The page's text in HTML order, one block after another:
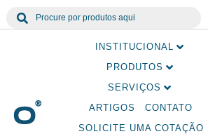
INSTITUCIONAL
PRODUTOS
SERVIÇOS
ARTIGOS
CONTATO
SOLICITE UMA COTAÇÃO